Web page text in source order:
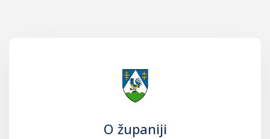
O županiji